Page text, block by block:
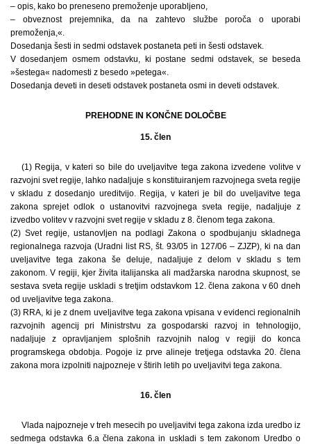
– opis, kako bo preneseno premoženje uporabljeno,
– obveznost prejemnika, da na zahtevo službe poroča o uporabi
premoženja,«.
Dosedanja šesti in sedmi odstavek postaneta peti in šesti odstavek.
V dosedanjem osmem odstavku, ki postane sedmi odstavek, se beseda
»šestega« nadomesti z besedo »petega«.
Dosedanja deveti in deseti odstavek postaneta osmi in deveti odstavek.
PREHODNE IN KONČNE DOLOČBE
15. člen
(1) Regija, v kateri so bile do uveljavitve tega zakona izvedene volitve v
razvojni svet regije, lahko nadaljuje s konstituiranjem razvojnega sveta regije
v skladu z dosedanjo ureditvijo. Regija, v kateri je bil do uveljavitve tega
zakona sprejet odlok o ustanovitvi razvojnega sveta regije, nadaljuje z
izvedbo volitev v razvojni svet regije v skladu z 8. členom tega zakona.
(2) Svet regije, ustanovljen na podlagi Zakona o spodbujanju skladnega
regionalnega razvoja (Uradni list RS, št. 93/05 in 127/06 – ZJZP), ki na dan
uveljavitve tega zakona še deluje, nadaljuje z delom v skladu s tem
zakonom. V regiji, kjer živita italijanska ali madžarska narodna skupnost, se
sestava sveta regije uskladi s tretjim odstavkom 12. člena zakona v 60 dneh
od uveljavitve tega zakona.
(3) RRA, ki je z dnem uveljavitve tega zakona vpisana v evidenci regionalnih
razvojnih agencij pri Ministrstvu za gospodarski razvoj in tehnologijo,
nadaljuje z opravljanjem splošnih razvojnih nalog v regiji do konca
programskega obdobja. Pogoje iz prve alineje tretjega odstavka 20. člena
zakona mora izpolniti najpozneje v štirih letih po uveljavitvi tega zakona.
16. člen
Vlada najpozneje v treh mesecih po uveljavitvi tega zakona izda uredbo iz
sedmega odstavka 6.a člena zakona in uskladi s tem zakonom Uredbo o